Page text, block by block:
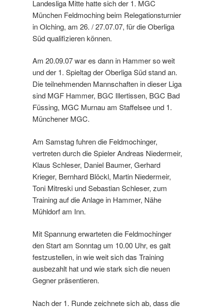
Landesliga Mitte hatte sich der 1. MGC
München Feldmoching beim Relegationsturnier
in Olching, am 26. / 27.07.07, für die Oberliga
Süd qualifizieren können.
Am 20.09.07 war es dann in Hammer so weit
und der 1. Spieltag der Oberliga Süd stand an.
Die teilnehmenden Mannschaften in dieser Liga
sind MGF Hammer, BGC Illertissen, BGC Bad
Füssing, MGC Murnau am Staffelsee und 1.
Münchener MGC.
Am Samstag fuhren die Feldmochinger,
vertreten durch die Spieler Andreas Niedermeir,
Klaus Schleser, Daniel Baumer, Gerhard
Krieger, Bernhard Blöckl, Martin Niedermeir,
Toni Mitreski und Sebastian Schleser, zum
Training auf die Anlage in Hammer, Nähe
Mühldorf am Inn.
Mit Spannung erwarteten die Feldmochinger
den Start am Sonntag um 10.00 Uhr, es galt
festzustellen, in wie weit sich das Training
ausbezahlt hat und wie stark sich die neuen
Gegner präsentieren.
Nach der 1. Runde zeichnete sich ab, dass die